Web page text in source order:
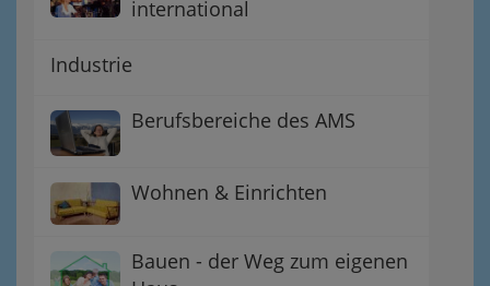
international
Industrie
Berufsbereiche des AMS
Wohnen & Einrichten
Bauen - der Weg zum eigenen